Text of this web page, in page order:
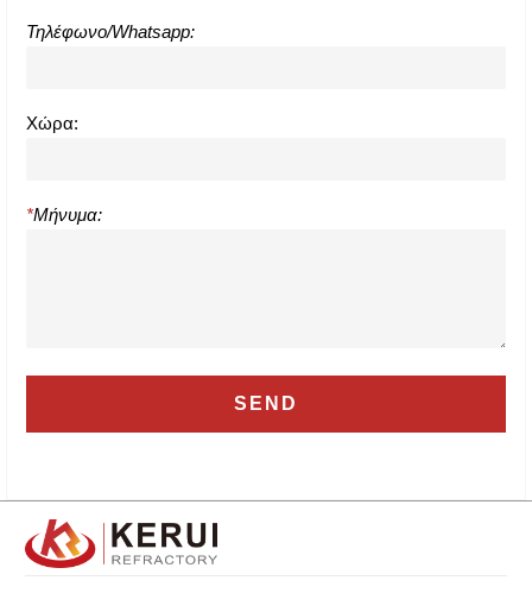
Τηλέφωνο/Whatsapp:
Χώρα:
*Μήνυμα: